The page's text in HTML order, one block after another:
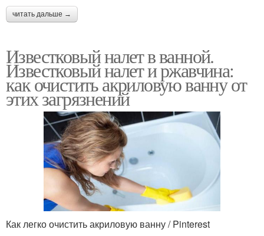
читать дальше →
Известковый налет в ванной.
Известковый налет и ржавчина:
как очистить акриловую ванну от
этих загрязнений
Как легко очистить акриловую ванну / Pinterest